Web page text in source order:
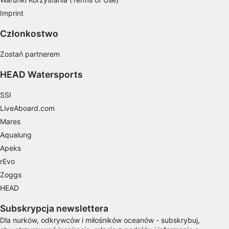
Imprint
Członkostwo
Zostań partnerem
HEAD Watersports
SSI
LiveAboard.com
Mares
Aqualung
Apeks
rEvo
Zoggs
HEAD
Subskrypcja newslettera
Dla nurków, odkrywców i miłośników oceanów - subskrybuj,
Pomiar efektywności treści
Rozumienie odbiorców dzięki statystyce lub
Funkcje specjalne IAB:
Użycie dokładnych danych
geolokalizacyjnych
Wydajność (Performance)